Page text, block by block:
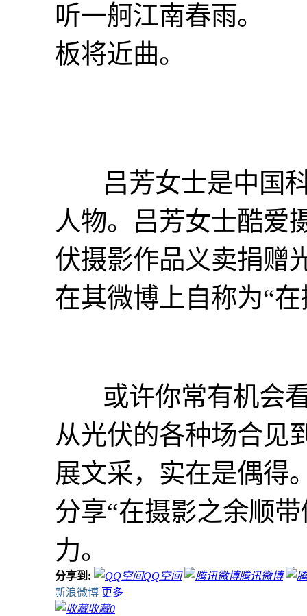
听一舸江
板将近曲。
吕芳女士是中国科
人物。吕芳女士酷爱
伏摄影作品义卖捐赠
在其微博上自称为“
或许你常有机会看
从光伏的各种场合见
展文采，实在是偶得
分享“在摄影之余顺
力。
分享到: QQ空间
腾讯微博
新浪微博 更多
收藏0